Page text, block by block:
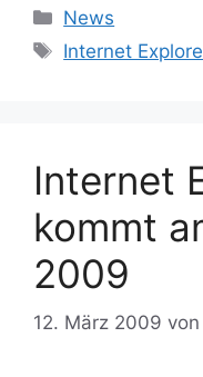
Kategorien
News
Schlagwörter
Internet
Internet
kommt
2009
12. März 2009 von